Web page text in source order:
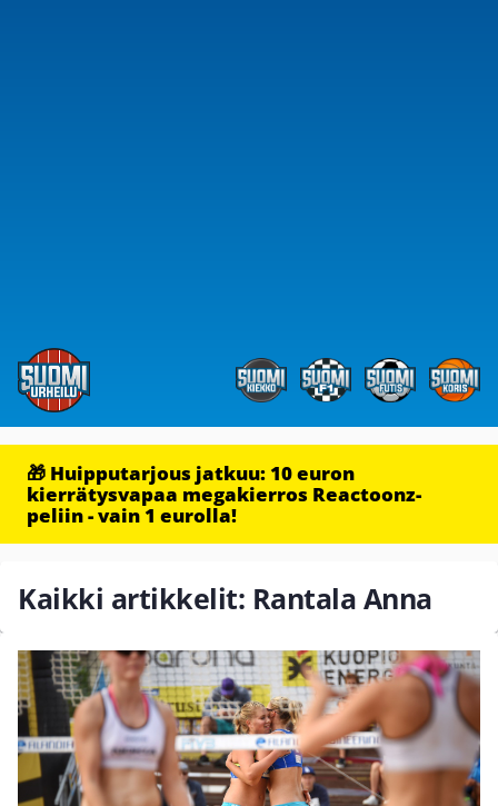
🎁 Huipputarjous jatkuu: 10 euron
kierrätysvapaa megakierros Reactoonz-
peliin - vain 1 eurolla!
Kaikki artikkelit: Rantala Anna